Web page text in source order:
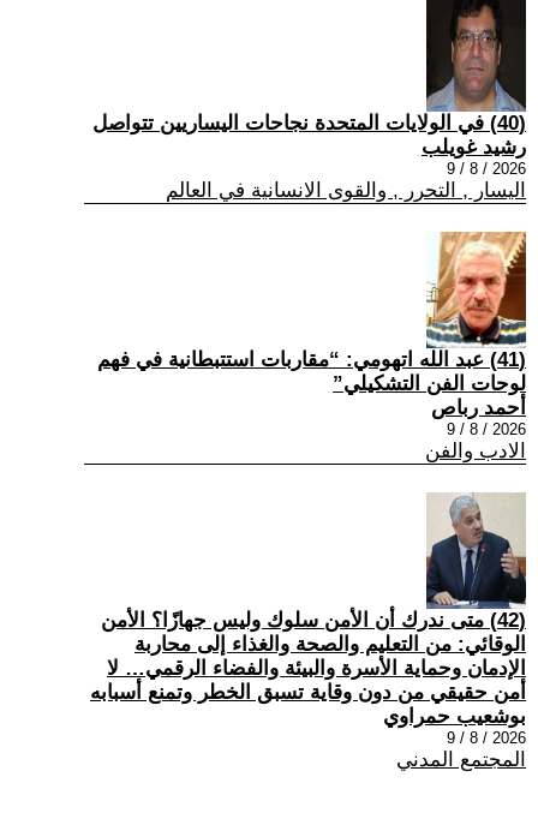
(40) في الولايات المتحدة نجاحات اليساريين تتواصل
رشيد غويلب
2026 / 8 / 9
اليسار , التحرر , والقوى الانسانية في العالم
(41) عبد الله اتهومي: “مقاربات استتبطانية في فهم
لوحات الفن التشكيلي”
أحمد رباص
2026 / 8 / 9
الادب والفن
(42) متى ندرك أن الأمن سلوك وليس جهازًا؟ الأمن
الوقائي: من التعليم والصحة والغذاء إلى محاربة
الإدمان وحماية الأسرة والبيئة والفضاء الرقمي… لا
أمن حقيقي من دون وقاية تسبق الخطر وتمنع أسبابه
بوشعيب حمراوي
2026 / 8 / 9
المجتمع المدني